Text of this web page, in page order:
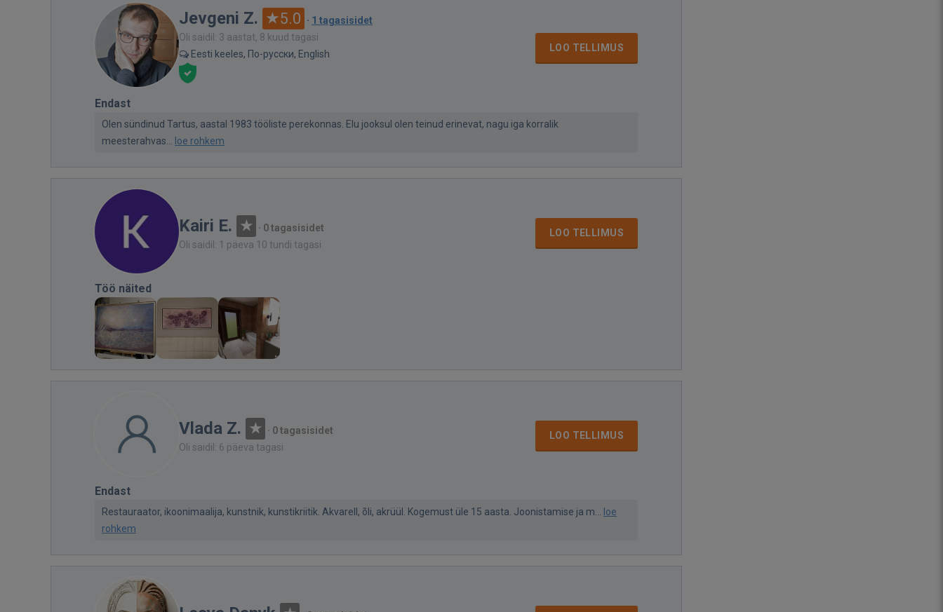
Jevgeni Z. 5.0 · 1 tagasisidet
Oli saidil: 3 aastat, 8 kuud tagasi
Eesti keeles, По-русски, English
LOO TELLIMUS
Endast
Olen sündinud Tartus, aastal 1983 tööliste perekonnas. Elu jooksul olen teinud erinevat, nagu iga korralik
meesterahvas...
loe rohkem
Kairi E. · 0 tagasisidet
Oli saidil: 1 päeva 10 tundi tagasi
LOO TELLIMUS
Töö näited
Vlada Z. · 0 tagasisidet
Oli saidil: 6 päeva tagasi
LOO TELLIMUS
Endast
Restauraator, ikoonimaalija, kunstnik, kunstikriitik. Akvarell, õli, akrüül. Kogemust üle 15 aasta. Joonistamise ja m...
loe
rohkem